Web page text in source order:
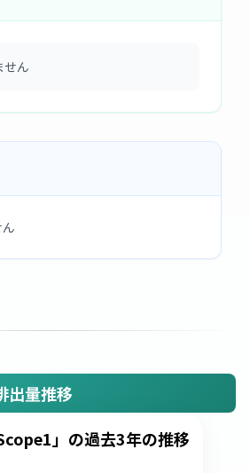
せん
出量推移
Scope1」の過去3年の推移